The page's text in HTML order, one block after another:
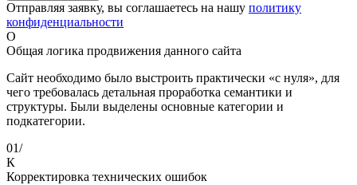
Отправляя заявку, вы соглашаетесь на нашу политику
конфиденциальности
О
Общая логика продвижения данного сайта
Сайт необходимо было выстроить практически «с нуля», для
чего требовалась детальная проработка семантики и
структуры. Были выделены основные категории и
подкатегории.
01/
К
Корректировка технических ошибок